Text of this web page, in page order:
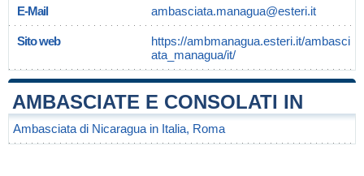
E-Mail ambasciata.managua@esteri.it
Sito web
https://ambmanagua.esteri.it/ambasci
ata_managua/it/
AMBASCIATE E CONSOLATI IN
Ambasciata di Nicaragua in Italia, Roma